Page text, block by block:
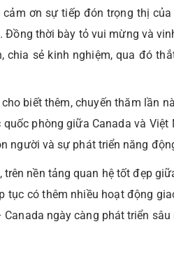
cảm ơn sự tiếp đón trọng thị
Đồng thời bày tỏ vui mừng và
chia sẻ kinh nghiệm, qua đó
biết thêm, chuyến thăm lần
phòng giữa Canada và
người và sự phát triển năng
nền tảng quan hệ tốt đẹp
tục có thêm nhiều hoạt động
ngày càng phát triển sâu